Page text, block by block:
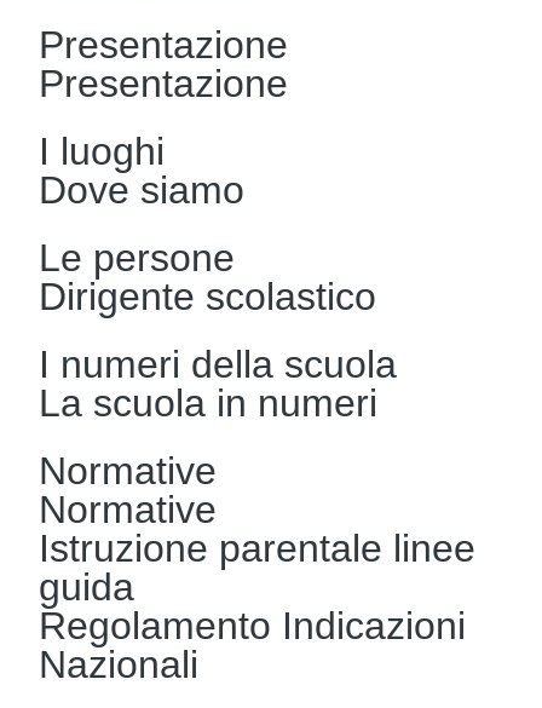
Presentazione
Presentazione
I luoghi
Dove siamo
Le persone
Dirigente scolastico
I numeri della scuola
La scuola in numeri
Normative
Normative
Istruzione parentale linee
guida
Regolamento Indicazioni
Nazionali